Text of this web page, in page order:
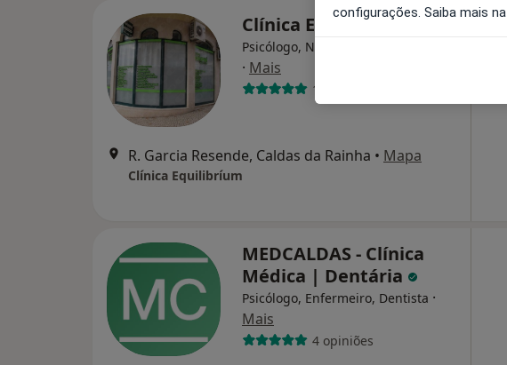
Clínica Equilibríum
Psicólogo, Nutricionista, Osteopata
· Mais
1 opinião
R. Garcia Resende, Caldas da Rainha • Mapa
Clínica Equilibríum
MEDCALDAS - Clínica
Médica | Dentária
Psicólogo, Enfermeiro, Dentista ·
Mais
4 opiniões
configurações. Saiba mais na